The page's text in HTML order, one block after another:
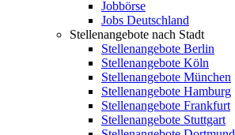
Jobbörse
Jobs Deutschland
Stellenangebote nach Stadt
Stellenangebote Berlin
Stellenangebote Köln
Stellenangebote München
Stellenangebote Hamburg
Stellenangebote Frankfurt
Stellenangebote Stuttgart